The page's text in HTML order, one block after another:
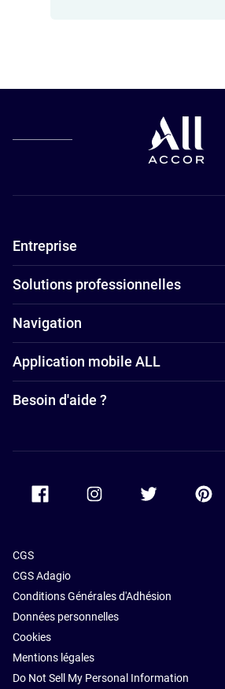
familles à
Hôtels avec
parking à
Nantes
Hôtels
4 étoiles à
Nantes
Appart'hôtels
à Nantes
Entreprise
Solutions professionnelles
Navigation
Application mobile ALL
Besoin d'aide ?
CGS
CGS Adagio
Conditions Générales d'Adhésion
Données personnelles
Cookies
Mentions légales
Do Not Sell My Personal Information